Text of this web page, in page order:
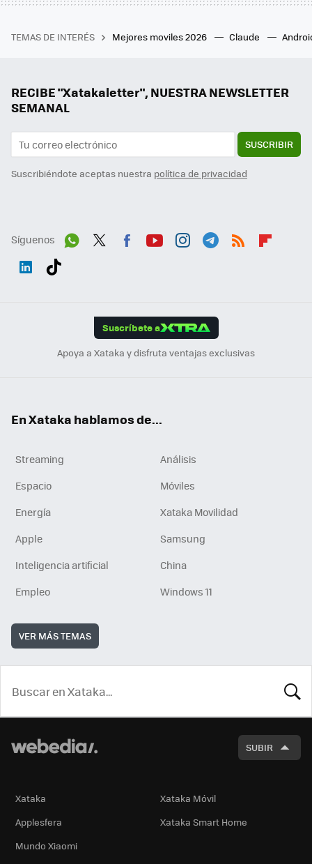
TEMAS DE INTERÉS Mejores moviles 2026 Claude
RECIBE "Xatakaletter", NUESTRA NEWSLETTER
SEMANAL
SUSCRIBIR
Suscribiéndote aceptas nuestra política de privacidad
Síguenos
Suscríbete a
Apoya a Xataka y disfruta ventajas exclusivas
En Xataka hablamos de...
Streaming
Análisis
Espacio
Móviles
Energía
Xataka Movilidad
Apple
Samsung
Inteligencia artificial
China
Empleo
Windows 11
VER MÁS TEMAS
SUBIR
Xataka
Xataka Móvil
Applesfera
Xataka Smart Home
Mundo Xiaomi